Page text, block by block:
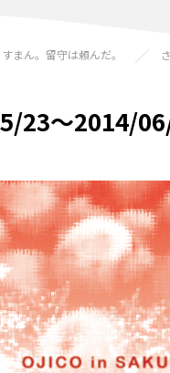
まん。留守は頼んだ。
23〜2014/